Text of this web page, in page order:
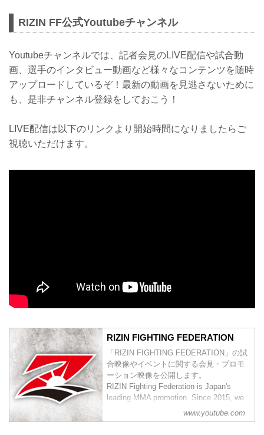
RIZIN FF公式Youtubeチャンネル
Youtubeチャンネルでは、記者会見のLIVE配信や試合動
画、選手のインタビュー動画など様々なコンテンツを随時
アップロードしているぞ！最新の動画を見逃さないために
も、是非チャンネル登録をしておこう！
LIVE配信は以下のリンクより開始時間になりましたらご
視聴いただけます。
RIZIN FIGHTING FEDERATION
「RIZIN FIGHTING FEDERATION」の試
合映像やイベントに関する会見・プロモ
ーション映像を公開します。
RIZIN Fighting Federation is Japan's
leading MMA promotion. Since 2015, we
have carried on the fighting tradition of
previous world class MMA promotions
www.youtube.com